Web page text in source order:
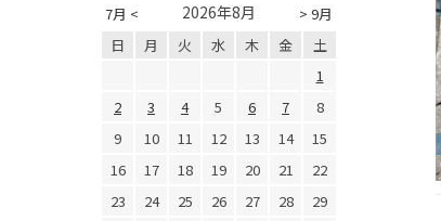
7月 < > 9月
2026年8月
日 月 火 水 木 金
土
1
2
3 4 5 6 7
8
9
10 11 12 13 14
15
16
17 18 19 20 21
22
23
24 25 26 27 28
29